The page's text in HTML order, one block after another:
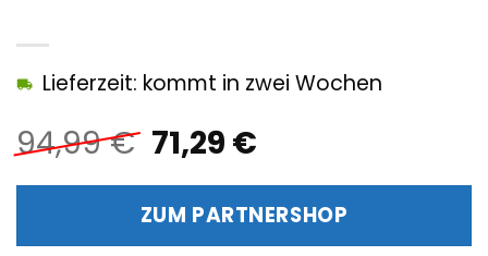
94,99€ Ursprünglicher
Preis
war:
94,99 €
71,29 €Aktueller
ist:
71,29 €.
Lieferzeit: kommt in zwei Wochen
ZUM PARTNERSHOP